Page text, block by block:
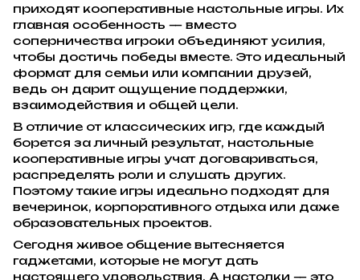
приходят кооперативные настольные игры. Их
главная особенность — вместо
соперничества игроки объединяют усилия,
чтобы достичь победы вместе. Это идеальный
формат для семьи или компании друзей,
ведь он дарит ощущение поддержки,
взаимодействия и общей цели.
В отличие от классических игр, где каждый
борется за личный результат, настольные
кооперативные игры учат договариваться,
распределять роли и слушать других.
Поэтому такие игры идеально подходят для
вечеринок, корпоративного отдыха или даже
образовательных проектов.
Сегодня живое общение вытесняется
гаджетами, которые не могут дать
настоящего удовольствия. А настолки — это